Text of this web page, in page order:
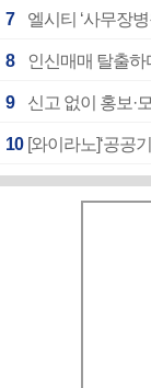
7 엘시티 ‘사무장
8 인신매매 탈출하
9 신고 없이 홍보·
10 [와이라노]‘공공